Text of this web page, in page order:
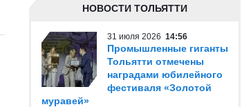
НОВОСТИ ТОЛЬЯТТИ
31 июля 2026 14:56
Промышленные гиганты
Тольятти отмечены
наградами юбилейного
фестиваля «Золотой
муравей»